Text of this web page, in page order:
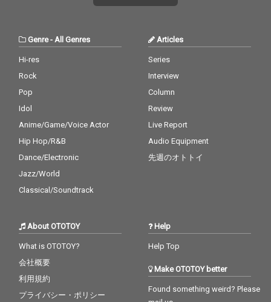
Genre- All Genres
Hi-res
Rock
Pop
Idol
Anime/Game/Voice Actor
Hip Hop/R&B
Dance/Electronic
Jazz/World
Classical/Soundtrack
Articles
Series
Interview
Column
Review
Live Report
Audio Equipment
先週のオトトイ
About OTOTOY
What is OTOTOY?
会社概要
利用規約
プライバシー・ポリシー
Help
Help Top
Make OTOTOY better
Found something weird? Please